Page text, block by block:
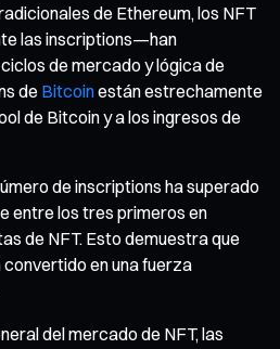
de Ethereum, los NFT
las inscriptions—han
de mercado y lógica de
de Bitcoinestán estrechamente
de Bitcoin y a los ingresos de
de inscriptions ha superado
entre los tres primeros en
de NFT. Esto demuestra que
en una fuerza
del mercado de NFT, las